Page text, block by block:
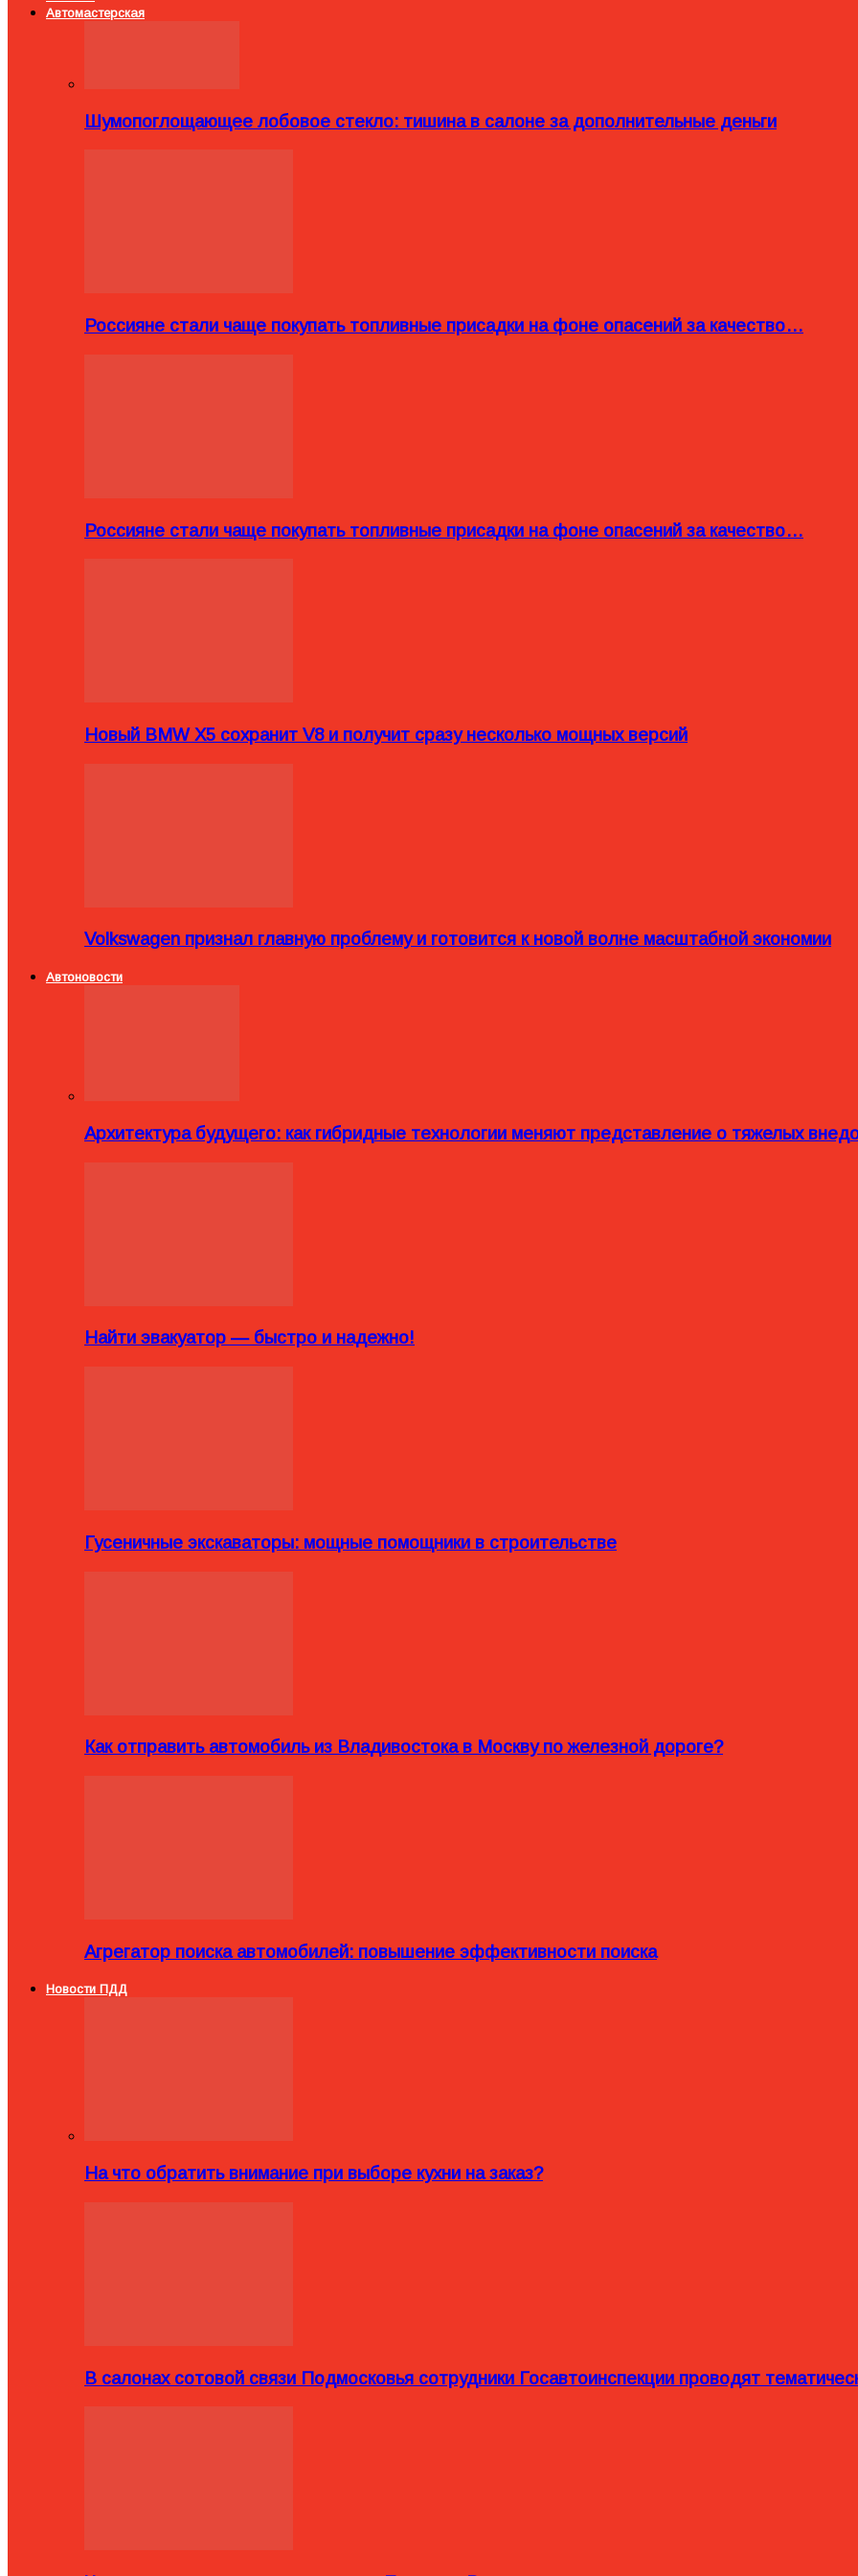
Автомастерская
Шумопоглощающее лобовое стекло: тишина в салоне за дополнительные деньги
Россияне стали чаще покупать топливные присадки на фоне опасений за качество…
Россияне стали чаще покупать топливные присадки на фоне опасений за качество…
Новый BMW X5 сохранит V8 и получит сразу несколько мощных версий
Volkswagen признал главную проблему и готовится к новой волне масштабной экономии
Автоновости
Архитектура будущего: как гибридные технологии меняют представление о тяжелых
Найти эвакуатор — быстро и надежно!
Гусеничные экскаваторы: мощные помощники в строительстве
Как отправить автомобиль из Владивостока в Москву по железной дороге?
Агрегатор поиска автомобилей: повышение эффективности поиска
Новости ПДД
На что обратить внимание при выборе кухни на заказ?
В салонах сотовой связи Подмосковья сотрудники Госавтоинспекции проводят